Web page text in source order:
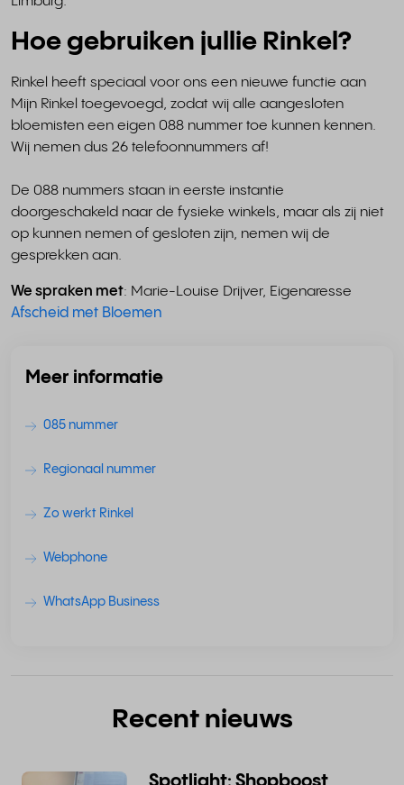
Hoe gebruiken jullie Rinkel?
Rinkel heeft speciaal voor ons een nieuwe functie aan
Mijn Rinkel toegevoegd, zodat wij alle aangesloten
bloemisten een eigen 088 nummer toe kunnen kennen.
Wij nemen dus 26 telefoonnummers af!
De 088 nummers staan in eerste instantie
doorgeschakeld naar de fysieke winkels, maar als zij niet
op kunnen nemen of gesloten zijn, nemen wij de
gesprekken aan.
We spraken met: Marie-Louise Drijver, Eigenaresse
Afscheid met Bloemen
Meer informatie
085 nummer
Regionaal nummer
Zo werkt Rinkel
Webphone
WhatsApp Business
Recent nieuws